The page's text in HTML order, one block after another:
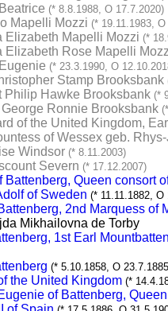
(* 8.8.1988, O 17.7.2020)
Mapelli Mozzi (* 19.11.1983,
Elizabeth Mapelli Mozzi (*
Elizabeth Rose Mapelli
(* 23.3.1990, O
Stamp Brooksbank
Philip Hawke Brooksbank (*
George Ronnie Brooksbank
of the United Kingdom,
of Wessex geb.
Windsor (* 8.11.2003)
Severn (* 17.12.2007)
Battenberg, Queen consort
of Sweden (* 11.11.1882,
2nd Marquess of
Mikhailovna de Torby
1st Earl
(* 5.10.1858, O
the United Kingdom (*
of Battenberg,